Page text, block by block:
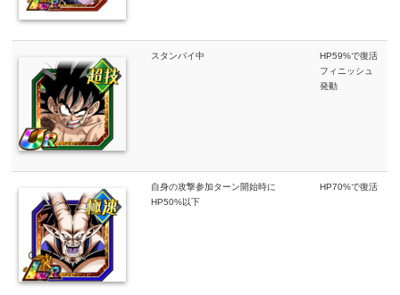
スタンバイ中
HP59%で復活
フィニッシュ
発動
自身の攻撃参加ターン開始時に
HP50%以下
HP70%で復活